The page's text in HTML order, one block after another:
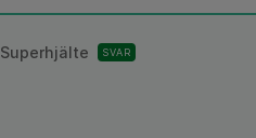
Superhjälte SVAR